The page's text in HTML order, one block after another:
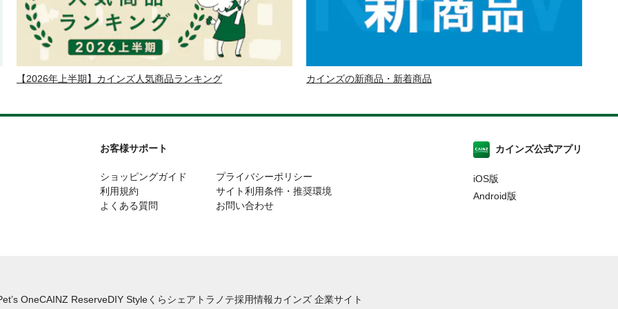
【2026年上半期】カインズ人気商品ランキング カインズの新商品・新着商品
お客様サポート
ショッピングガイド
利用規約
よくある質問
プライバシーポリシー
サイト利用条件・推奨環境
お問い合わせ
カインズ公式アプリ
iOS版
Android版
OneCAINZ ReserveDIY Styleくらシェア トラノテ採用情報カインズ 企業サイト